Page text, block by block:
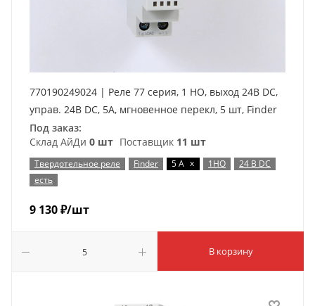
770190249024 | Реле 77 серия, 1 НО, выход 24В DC,
управ. 24В DC, 5А, мгновенное перекл, 5 шт, Finder
Под заказ:
Склад АйДи 0 шт Поставщик 11 шт
Твердотельное реле Finder 5 А x 1НО
24 В DC
есть
9 130₽/шт
В корзину